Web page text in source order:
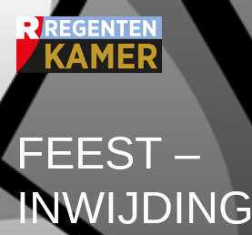
Skip to content
FEEST –
INWIJDING